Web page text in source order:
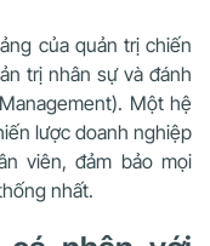
của quản trị chiến
trị nhân sự và đánh
Một hệ
lược doanh nghiệp
viên, đảm bảo mọi
nhất.